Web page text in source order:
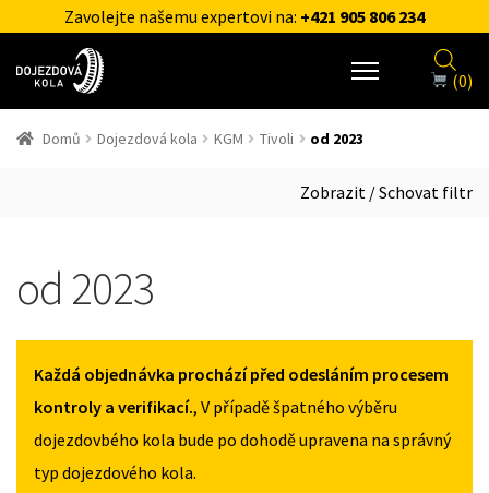
Zavolejte našemu expertovi na: +421 905 806 234
(0)
Domů Dojezdová kola KGM Tivoli od 2023
Zobrazit / Schovat filtr
od 2023
Každá objednávka prochází před odesláním procesem
kontroly a verifikací., V případě špatného výběru
dojezdovbého kola bude po dohodě upravena na správný
typ dojezdového kola.